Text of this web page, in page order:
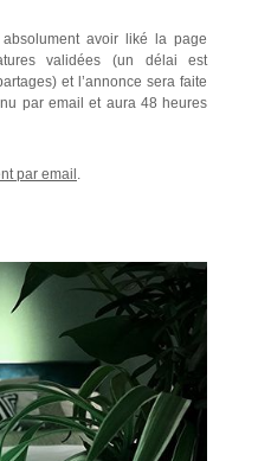
avoir liké la page
validées (un délai est
et l’annonce sera faite
par email et aura 48 heures
par email .